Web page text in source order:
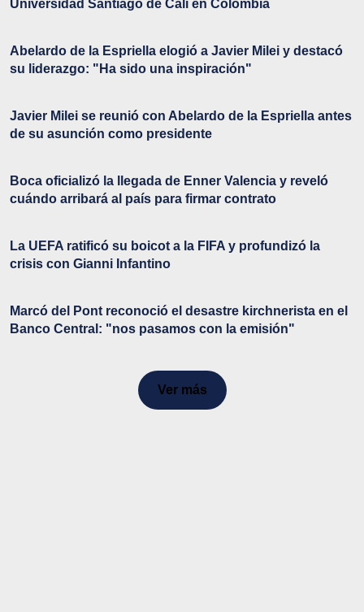
Universidad Santiago de Cali en Colombia
Abelardo de la Espriella elogió a Javier Milei y destacó
su liderazgo: "Ha sido una inspiración"
Javier Milei se reunió con Abelardo de la Espriella antes
de su asunción como presidente
Boca oficializó la llegada de Enner Valencia y reveló
cuándo arribará al país para firmar contrato
La UEFA ratificó su boicot a la FIFA y profundizó la
crisis con Gianni Infantino
Marcó del Pont reconoció el desastre kirchnerista en el
Banco Central: "nos pasamos con la emisión"
Ver más